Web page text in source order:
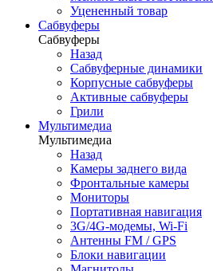
Уцененный товар
Сабвуферы
Сабвуферы
Назад
Сабвуферные динамики
Корпусные сабвуферы
Активные сабвуферы
Грили
Мультимедиа
Мультимедиа
Назад
Камеры заднего вида
Фронтальные камеры
Мониторы
Портативная навигация
3G/4G-модемы, Wi-Fi
Антенны FM / GPS
Блоки навигации